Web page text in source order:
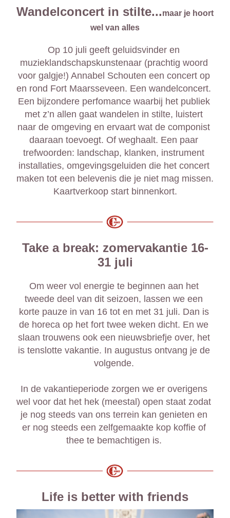
Wandelconcert in stilte...maar je hoort
wel van alles
Op 10 juli geeft geluidsvinder en
muzieklandschapskunstenaar (prachtig woord
voor galgje!) Annabel Schouten een concert op
en rond Fort Maarsseveen. Een wandelconcert.
Een bijzondere perfomance waarbij het publiek
met z’n allen gaat wandelen in stilte, luistert
naar de omgeving en ervaart wat de componist
daaraan toevoegt. Of weghaalt. Een paar
trefwoorden: landschap, klanken, instrument
installaties, omgevingsgeluiden die het concert
maken tot een belevenis die je niet mag missen.
Kaartverkoop start binnenkort.
Take a break: zomervakantie 16-
31 juli
Om weer vol energie te beginnen aan het
tweede deel van dit seizoen, lassen we een
korte pauze in van 16 tot en met 31 juli. Dan is
de horeca op het fort twee weken dicht. En we
slaan trouwens ook een nieuwsbriefje over, het
is tenslotte vakantie. In augustus ontvang je de
volgende.
In de vakantieperiode zorgen we er overigens
wel voor dat het hek (meestal) open staat zodat
je nog steeds van ons terrein kan genieten en
er nog steeds een zelfgemaakte kop koffie of
thee te bemachtigen is.
Life is better with friends